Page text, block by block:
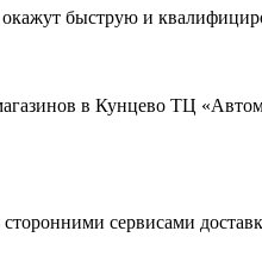
быструю и
в Кунцево ТЦ
сервисами